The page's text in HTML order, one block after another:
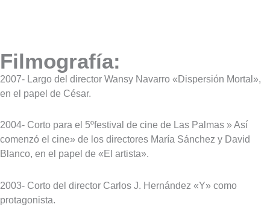
Filmografía:
2007- Largo del director Wansy Navarro «Dispersión Mortal»,
en el papel de César.
2004- Corto para el 5ºfestival de cine de Las Palmas » Así
comenzó el cine» de los directores María Sánchez y David
Blanco, en el papel de «El artista».
2003- Corto del director Carlos J. Hernández «Y» como
protagonista.